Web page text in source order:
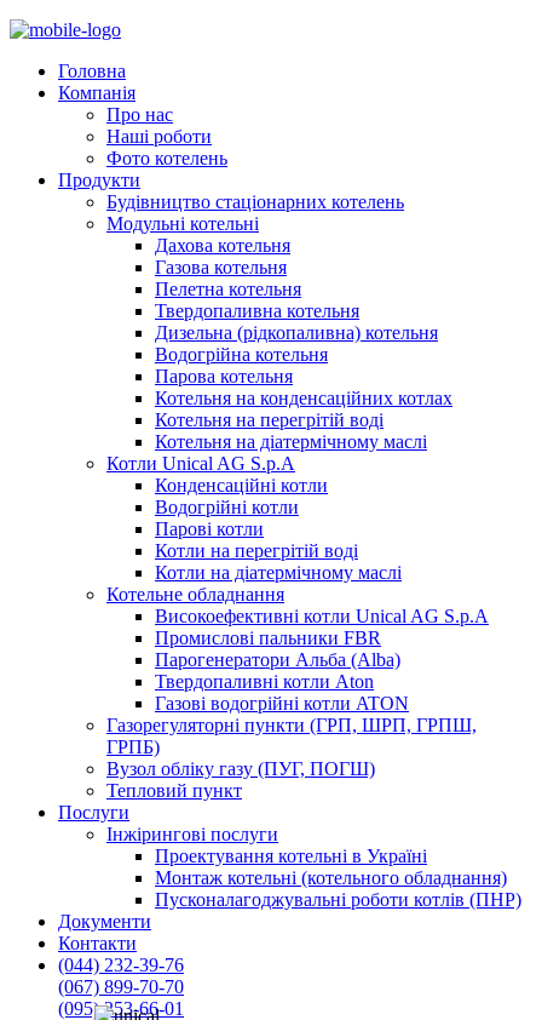
Головна
Компанія
Про нас
Наші роботи
Фото котелень
Продукти
Будівництво стаціонарних котелень
Модульні котельні
Дахова котельня
Газова котельня
Пелетна котельня
Твердопаливна котельня
Дизельна (рідкопаливна) котельня
Водогрійна котельня
Парова котельня
Котельня на конденсаційних котлах
Котельня на перегрітій воді
Котельня на діатермічному маслі
Котли Unical AG S.p.A
Конденсаційні котли
Водогрійні котли
Парові котли
Котли на перегрітій воді
Котли на діатермічному маслі
Котельне обладнання
Високоефективні котли Unical AG S.p.A
Промислові пальники FBR
Парогенератори Альба (Alba)
Твердопаливні котли Aton
Газові водогрійні котли ATON
Газорегуляторні пункти (ГРП, ШРП, ГРПШ,
ГРПБ)
Вузол обліку газу (ПУГ, ПОГШ)
Тепловий пункт
Послуги
Інжірингові послуги
Проектування котельні в Україні
Монтаж котельні (котельного обладнання)
Пусконалагоджувальні роботи котлів (ПНР)
Документи
Контакти
(044) 232-39-76
(067) 899-70-70
(095) 253-66-01